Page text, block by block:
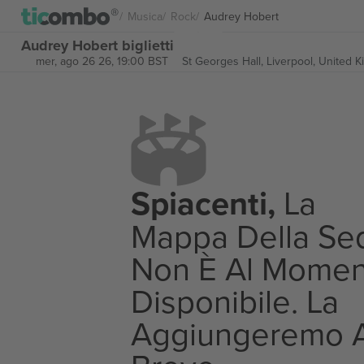
Musica Rock Audrey Hobert
Audrey Hobert biglietti
mer, ago 26 26, 19:00 BST St Georges Hall, Liverpool, United
Spiacenti, La
Mappa Della
Non È Al
Disponibile. La
Aggiungeremo